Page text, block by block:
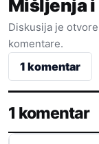
Mišljenja
Diskusija je
komentare.
1 komentar
1 komentar